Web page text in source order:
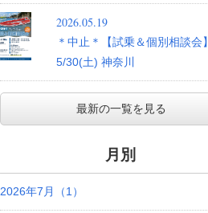
2026.05.19
＊中止＊【試乗＆個別相談会】
5/30(土) 神奈川
最新の一覧を見る
月別
2026年7月（1）